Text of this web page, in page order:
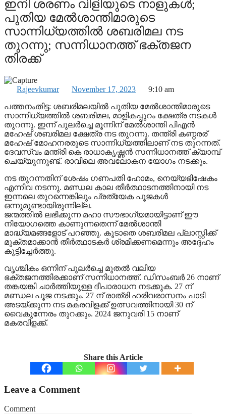
ഇനി ശരണം വിളിയുടെ നാളുകള്‍;
പുതിയ മേല്‍ശാന്തിമാരുടെ
സാന്നിധ്യത്തില്‍ ശബരിമല നട
തുറന്നു; സന്നിധാനത്ത് ഭക്തജന
തിരക്ക്
Rajeevkumar November 17, 2023
9:10 am
പത്തനംതിട്ട: ശബരിമലയില്‍ പുതിയ മേല്‍ശാന്തിമാരുടെ
സാന്നിധ്യത്തില്‍ ശബരിമല, മാളികപ്പുറം ക്ഷേത്ര നടകള്‍
തുറന്നു. ഇന്ന് പുലര്‍ച്ചെ മൂന്നിന് മേല്‍ശാന്തി പിഎന്‍
മഹേഷ് ശബരിമല ക്ഷേത്ര നട തുറന്നു. തന്ത്രി കണ്ഠരര്
മഹേഷ് മോഹനരരുടെ സാന്നിധ്യത്തിലാണ് നട തുറന്നത്.
ദേവസ്വം മന്ത്രി കെ രാധാകൃഷ്ണന്‍ സന്നിധാനത്ത് ക്യാമ്പ്
ചെയ്യുന്നുണ്ട്. രാവിലെ അവലോകന യോഗം നടക്കും.
നട തുറന്നതിന് ശേഷം ഗണപതി ഹോമം, നെയ്യഭിഷേകം
എന്നിവ നടന്നു. മണ്ഡല കാല തീര്‍ത്ഥാടനത്തിനായി നട
ഇന്നലെ തുറന്നെങ്കിലും പ്രത്യേക പൂജകള്‍
ഒന്നുമുണ്ടായിരുന്നില്ല.
ജന്മത്തില്‍ ലഭിക്കുന്ന മഹാ സൗഭാഗ്യമായിട്ടാണ് ഈ
നിയോഗത്തെ കാണുന്നതെന്ന് മേല്‍ശാന്തി
മാദ്ധ്യമങ്ങളോട് പറഞ്ഞു. കൂടാതെ ശബരിമല പ്ലാസ്റ്റിക്ക്
മുക്തമാക്കാന്‍ തീര്‍ത്ഥാടകര്‍ ശ്രമിക്കണമെന്നും അദ്ദേഹം
കൂട്ടിച്ചേര്‍ത്തു.
വൃശ്ചികം ഒന്നിന് പുലര്‍ച്ചെ മുതല്‍ വലിയ
ഭക്തജനത്തിരക്കാണ് സന്നിധാനത്ത്. ഡിസംബര്‍ 26 നാണ്
തങ്കയങ്കി ചാര്‍ത്തിയുള്ള ദീപാരാധന നടക്കുക. 27 ന്
മണ്ഡല പൂജ നടക്കും. 27 ന് രാത്രി ഹരിവരാസനം പാടി
അടയ്ക്കുന്ന നട മകരവിളക്ക് ഉത്സവത്തിനായി 30 ന്
വൈകുന്നേരം തുറക്കും. 2024 ജനുവരി 15 നാണ്
മകരവിളക്ക്.
Share this Article
Leave a Comment
Comment